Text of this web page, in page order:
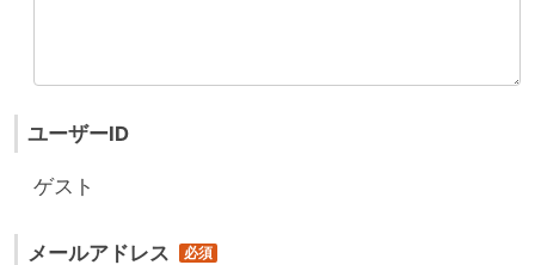
ユーザーID
ゲスト
メールアドレス